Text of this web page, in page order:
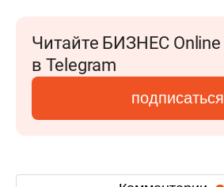
Читайте БИЗНЕС Online
в Telegram
подписаться